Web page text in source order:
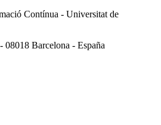
Contínua - Universitat de
08018 Barcelona - España